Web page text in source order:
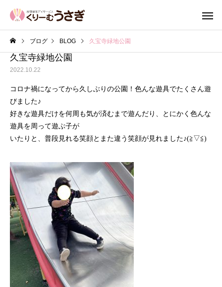
ブログ BLOG 久宝寺緑地公園
久宝寺緑地公園
2022.10.22
コロナ禍になってから久しぶりの公園！色んな遊具でたくさん遊
びました♪
好きな遊具だけを何周も気が済むまで遊んだり、とにかく色んな
遊具を周って遊ぶ子が
いたりと、普段見れる笑顔とまた違う笑顔が見れました♪(≧▽≦)